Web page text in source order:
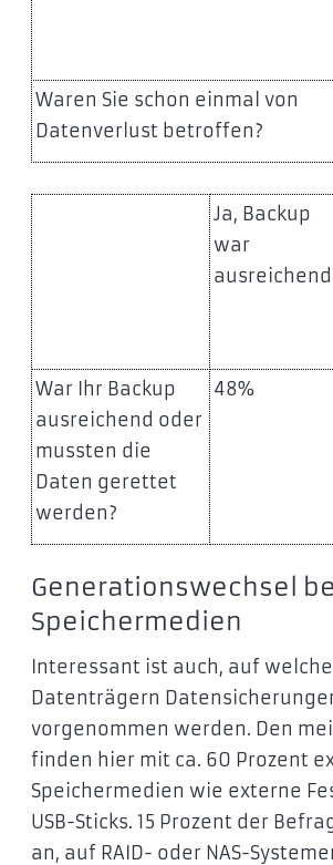
Waren Sie schon einmal von
Datenverlust betroffen?
Ja, Backup
war
ausreichend
War Ihr Backup
ausreichend oder
mussten die
Daten gerettet
werden?
48%
Generationswechsel
Speichermedien
Interessant ist auch, auf
Datenträgern
vorgenommen werden. Den
finden hier mit ca. 60 Prozent
Speichermedien wie externe
USB-Sticks. 15 Prozent der
an, auf RAID- oder NAS-